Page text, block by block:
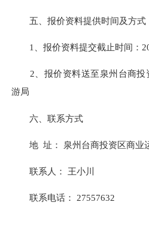
五、报价资料提供时间及方式
1、报价资料提交截止时间：
2、报价资料送至泉州台商投
游局
六、联系方式
地 址： 泉州台商投资区商业
联系人： 王小川
联系电话： 27557632